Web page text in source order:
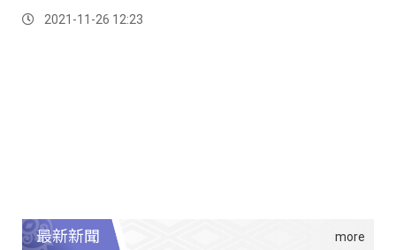
2021-11-26 12:23
最新新聞